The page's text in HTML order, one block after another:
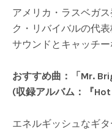
アメリカ・ラスベガ
ク・リバイバルの代
サウンドとキャッチー
おすすめ曲：「Mr.
(収録アルバム：『
エネルギッシュなギ